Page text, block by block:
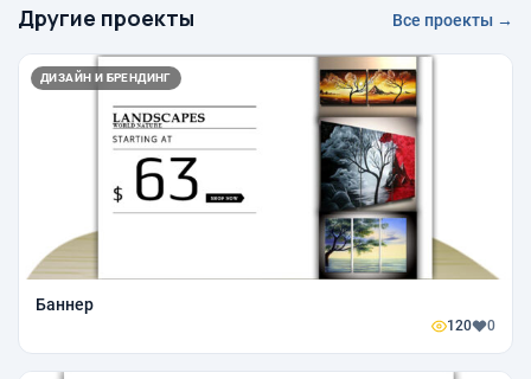
Другие проекты Все проекты →
ДИЗАЙН И БРЕНДИНГ
Баннер
120 0